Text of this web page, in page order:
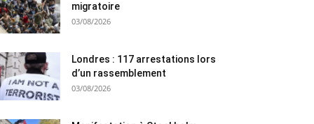
migratoire
03/08/2026
Londres : 117 arrestations lors
d’un rassemblement
03/08/2026